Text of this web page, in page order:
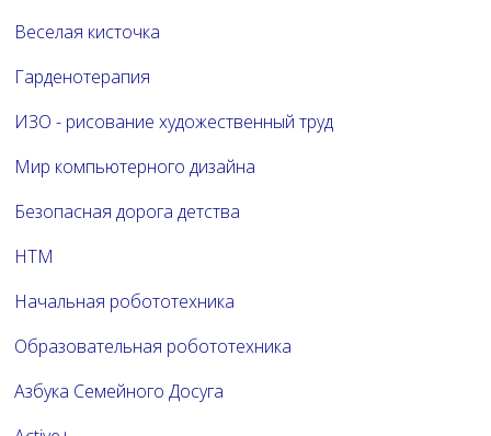
Веселая кисточка
Гарденотерапия
ИЗО - рисование художественный труд
Мир компьютерного дизайна
Безопасная дорога детства
НТМ
Начальная робототехника
Образовательная робототехника
Азбука Семейного Досуга